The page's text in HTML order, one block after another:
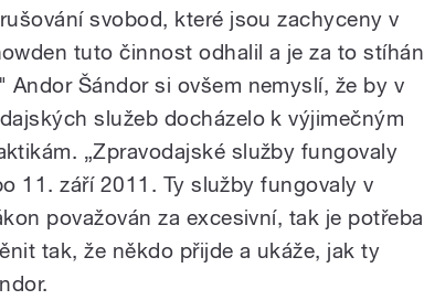
svobod, které jsou zachyceny v
tuto činnost odhalil a je za to stíhán
Andor Šándor si ovšem nemyslí, že by v
služeb docházelo k výjimečným
„Zpravodajské služby fungovaly
11. září 2011. Ty služby fungovaly v
považován za excesivní, tak je potřeba
tak, že někdo přijde a ukáže, jak ty